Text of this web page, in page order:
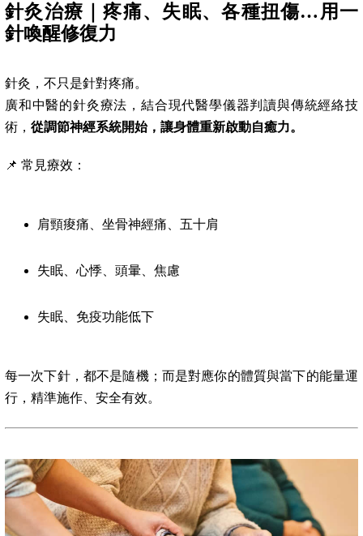
針灸治療｜疼痛、失眠、各種扭傷…用一
針喚醒修復力
針灸，不只是針對疼痛。
廣和中醫的針灸療法，結合現代醫學儀器判讀與傳統經絡技
術， 從調節神經系統開始，讓身體重新啟動自癒力。
📌 常見療效：
肩頸痠痛、坐骨神經痛、五十肩
失眠、心悸、頭暈、焦慮
失眠、免疫功能低下
每一次下針，都不是隨機；而是對應你的體質與當下的能量運
行，精準施作、安全有效。